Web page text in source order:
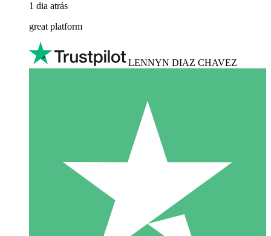
1 dia atrás
great platform
LENNYN DIAZ CHAVEZ